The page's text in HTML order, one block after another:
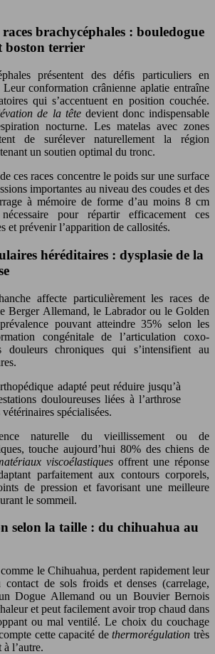
brachycéphales : bouledogue
boston terrier
présentent des défis particuliers en
conformation crânienne aplatie entraîne
qui s’accentuent en position couchée.
de la têtedevient donc indispensable
nocturne. Les matelas avec zones
de surélever naturellement la région
un soutien optimal du tronc.
ces races concentre le poids sur une surface
importantes au niveau des coudes et des
à mémoire de forme d’au moins 8 cm
nécessaire pour répartir efficacement ces
et prévenir l’apparition de callosités.
héréditaires : dysplasie de la
affecte particulièrement les races de
Berger Allemand, le Labrador ou le Golden
pouvant atteindre 35% selon les
congénitale de l’articulation coxo-
douleurs chroniques qui s’intensifient au
adapté peut réduire jusqu’à
douloureuses liées à l’arthrose
spécialisées.
naturelle du vieillissement ou de
touche aujourd’hui 80% des chiens de
viscoélastiques offrent une réponse
parfaitement aux contours corporels,
de pression et favorisant une meilleure
le sommeil.
selon la taille : du chihuahua au
le Chihuahua, perdent rapidement leur
contact de sols froids et denses (carrelage,
Dogue Allemand ou un Bouvier Bernois
et peut facilement avoir trop chaud dans
ou mal ventilé. Le choix du couchage
cette capacité dethermorégulation très
l’autre.